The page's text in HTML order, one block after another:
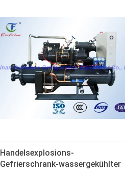
Handelsexplosions-
Gefrierschrank-wassergekühlter